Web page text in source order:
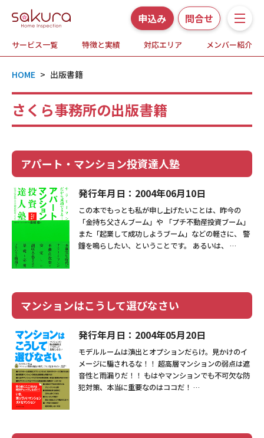
申込み 問合せ
サービス一覧 特徴と実績 対応エリア メンバー紹介
サービス一覧
さくら事務所の特徴と実績
ホームインスペクションとは
対応エリア
メンバー紹介
よくある質問
お知らせ・プレスリリース
さくら事務所について
採用情報
HOME > 出版書籍
さくら事務所の出版書籍
アパート・マンション投資達人塾
発行年月日：2004年06月10日
この本でもっとも私が申し上げたいことは、昨今の
「金持ち父さんブーム」や 「プチ不動産投資ブーム」
また「起業して成功しようブーム」などの軽さに、 警
鐘を鳴らしたい、ということです。 あるいは、 …
マンションはこうして選びなさい
発行年月日：2004年05月20日
モデルルームは演出とオプションだらけ。見かけのイ
メージに騙されるな！！ 超高層マンションの弱点は遮
音性と雨漏りだ！！ もはやマンションでも不可欠な防
犯対策、本当に重要なのはココだ！ …